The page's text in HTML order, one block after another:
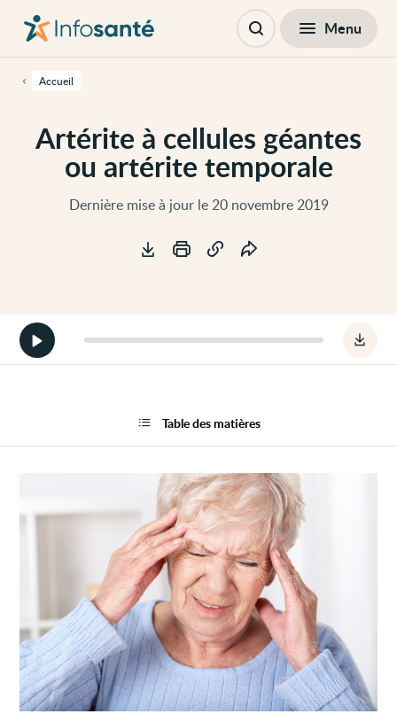
contenu
cette
navigationArtérite à cellules géantes
ou artérite temporale
Dernière mise à jour le 20 novembre 2019
Accueil
principale
Ouvrir Menu
le
Démarrer
la
version
Table des matières
Table des matières Fermer